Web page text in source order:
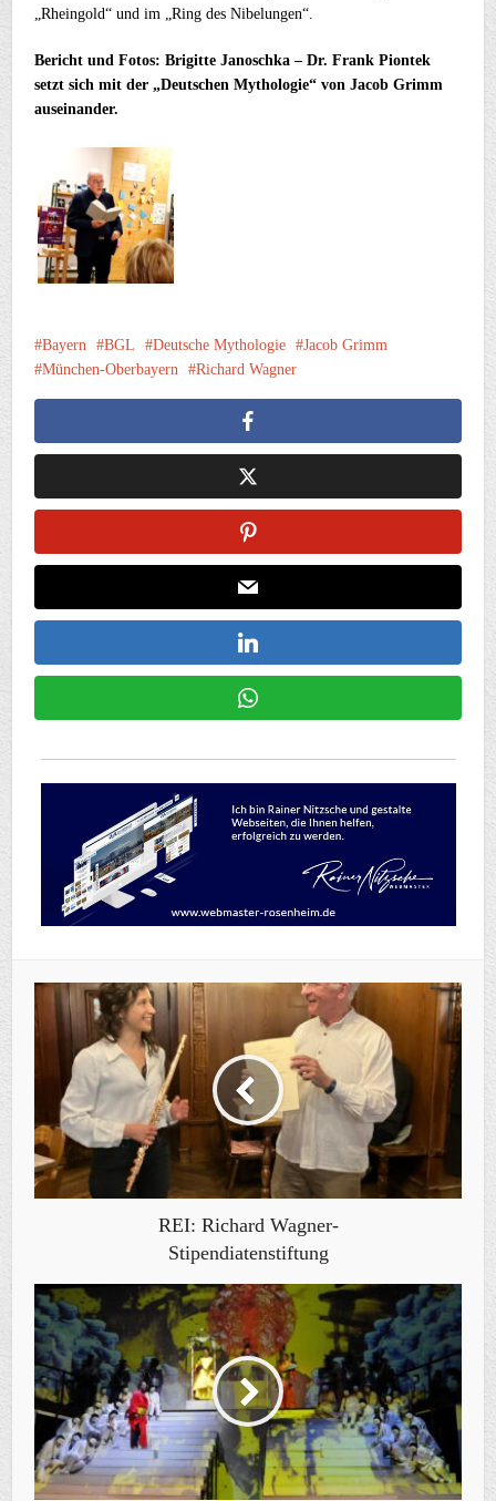
„Rheingold“ und im „Ring des Nibelungen“.
Bericht und Fotos: Brigitte Janoschka – Dr. Frank Piontek
setzt sich mit der „Deutschen Mythologie“ von Jacob Grimm
auseinander.
Bayern BGL Deutsche Mythologie
Jacob Grimm
München-Oberbayern
Richard Wagner
REI: Richard Wagner-
Stipendiatenstiftung